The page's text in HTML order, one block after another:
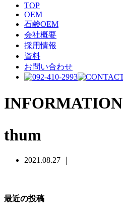
TOP
OEM
石鹸OEM
会社概要
採用情報
資料
お問い合わせ
INFORMATION
thum
2021.08.27 ｜
最近の投稿